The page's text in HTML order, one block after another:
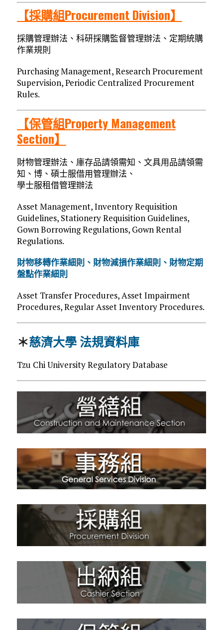
【採購組Procurement Division】
採購管理辦法、科研採購監督管理辦法、定期統購
作業規則
Purchasing Management, Research Procurement
Supervision, Periodic Centralized Procurement
Rules.
【保管組Property Management
Section】
財物管理辦法、庫存品請領需知、文具用品請領需
知、博、碩士服借用管理辦法、
學士服租借管理辦法
Asset Management, Inventory Requisition
Guidelines, Stationery Requisition Guidelines,
Gown Borrowing Regulations, Gown Rental
Regulations.
財物移轉作業細則、財物減損作業細則、財物定期
盤點作業細則
Asset Transfer Procedures, Asset Impairment
Procedures, Regular Asset Inventory Procedures.
＊慈濟大學 法規資料庫
Tzu Chi University Regulatory Database